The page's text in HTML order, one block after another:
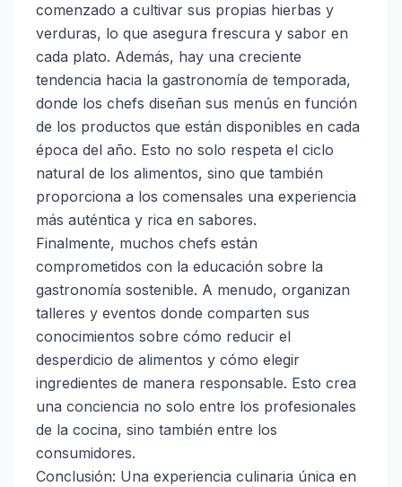
comenzado a cultivar sus propias hierbas y
verduras, lo que asegura frescura y sabor en
cada plato. Además, hay una creciente
tendencia hacia la gastronomía de temporada,
donde los chefs diseñan sus menús en función
de los productos que están disponibles en cada
época del año. Esto no solo respeta el ciclo
natural de los alimentos, sino que también
proporciona a los comensales una experiencia
más auténtica y rica en sabores.
Finalmente, muchos chefs están
comprometidos con la educación sobre la
gastronomía sostenible. A menudo, organizan
talleres y eventos donde comparten sus
conocimientos sobre cómo reducir el
desperdicio de alimentos y cómo elegir
ingredientes de manera responsable. Esto crea
una conciencia no solo entre los profesionales
de la cocina, sino también entre los
consumidores.
Conclusión: Una experiencia culinaria única en